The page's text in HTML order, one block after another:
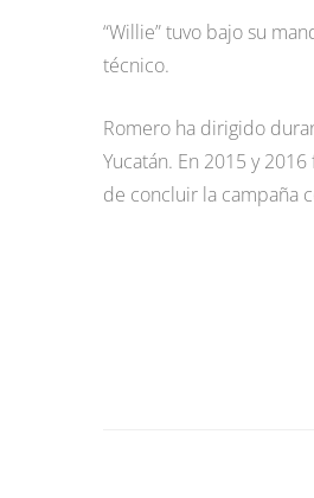
“Willie” tuvo bajo su
técnico.
Romero ha dirigido
Yucatán. En 2015 y
de concluir la campaña